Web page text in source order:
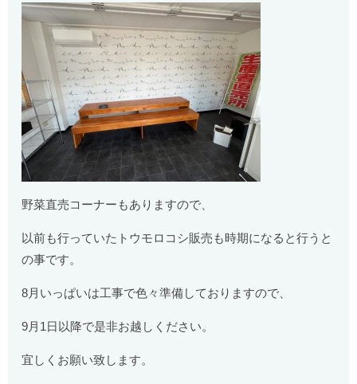
野菜直売コーナーもありますので、
以前も行っていたトウモロコシ販売も時期になると行うと
の事です。
8月いっぱいは工事で色々準備しておりますので、
9月1日以降で是非お越しください。
宜しくお願い致します。